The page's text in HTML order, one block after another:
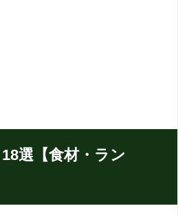
選【食材・ラン